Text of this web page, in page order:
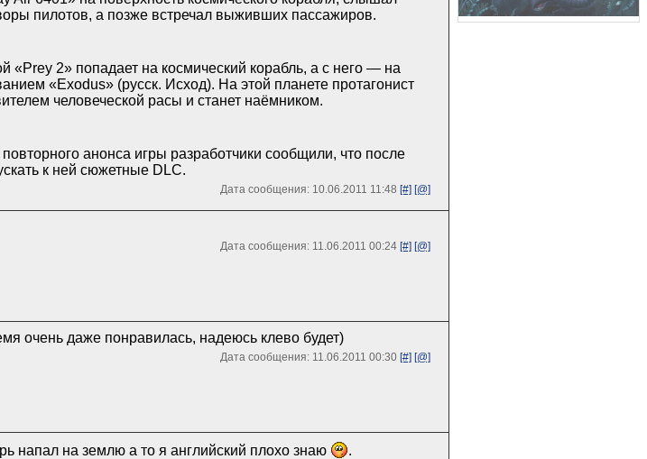
пилотов, а позже встречал выживших пассажиров.
«Prey 2» попадает на космический корабль, а с него — на
«Exodus» (русск. Исход). На этой планете протагонист
человеческой расы и станет наёмником.
анонса игры разработчики сообщили, что после
к ней сюжетные DLC.
Дата сообщения: 10.06.2011 11:48 [#] [@]
Дата сообщения: 11.06.2011 00:24 [#] [@]
очень даже понравилась, надеюсь клево будет)
Дата сообщения: 11.06.2011 00:30 [#] [@]
напал на землю а то я английский плохо знаю .